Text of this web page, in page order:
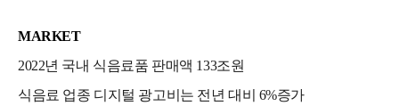
MARKET
2022년 국내 식음료품 판매액 133조원
식음료 업종 디지털 광고비는 전년 대비 6%증가